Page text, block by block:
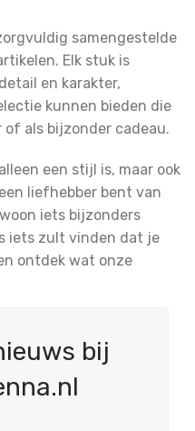
samengestelde
Elk stuk is
en karakter,
kunnen bieden die
als bijzonder cadeau.
een stijl is, maar ook
liefhebber bent van
iets bijzonders
iets zult vinden dat je
ontdek wat onze
bij